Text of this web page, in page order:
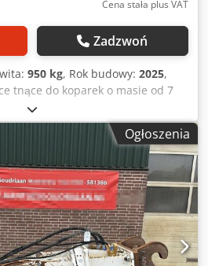
Cena stała plus VAT
Zadzwoń
950 kg, Rok budowy: 2025,
tnące do koparek o masie od 7
Obrót o 360 stopni. Wysoka siła
Ogłoszenia